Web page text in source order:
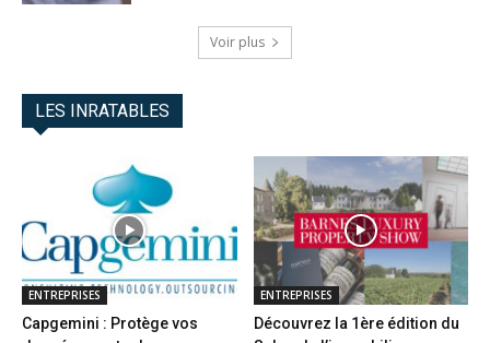
Voir plus
LES INRATABLES
ENTREPRISES
Capgemini : Protège vos
ENTREPRISES
Découvrez la 1ère édition du